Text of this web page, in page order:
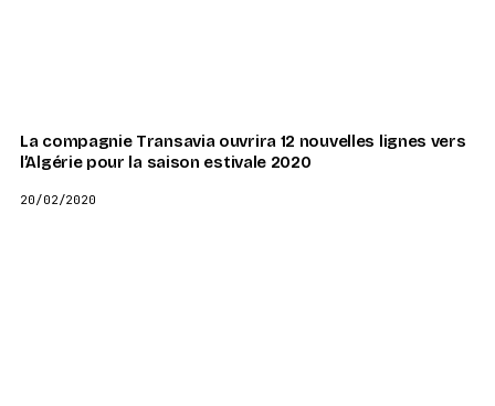
La compagnie Transavia ouvrira 12 nouvelles lignes vers
l’Algérie pour la saison estivale 2020
20/02/2020